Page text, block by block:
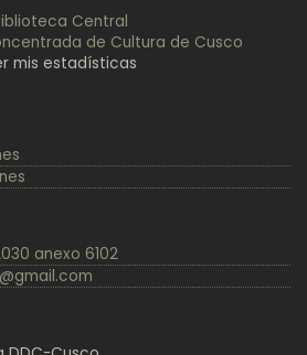
Central
de Cultura de Cusco
mis estadísticas
Top
anexo 6102